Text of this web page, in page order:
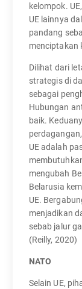
kelompok.
UE lainnya
pandang
menciptakan
Dilihat dari
strategis di
sebagai
Hubungan
baik.
UE adalah
mengubah
Belarusia
UE.
menjadikan
sebab jalur
(Reilly, 2020)
NATO
Selain UE,